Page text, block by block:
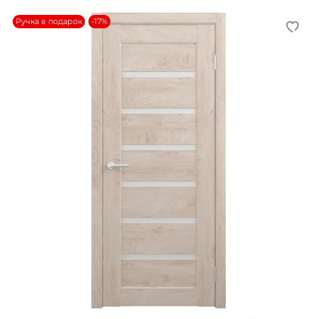
Ручка в подарок -17%